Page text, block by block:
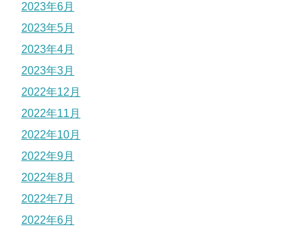
2023年6月
2023年5月
2023年4月
2023年3月
2022年12月
2022年11月
2022年10月
2022年9月
2022年8月
2022年7月
2022年6月